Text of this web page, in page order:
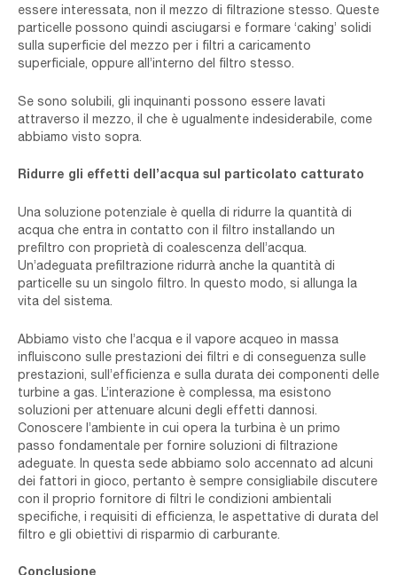
essere interessata, non il mezzo di filtrazione stesso. Queste
particelle possono quindi asciugarsi e formare ‘caking’ solidi
sulla superficie del mezzo per i filtri a caricamento
superficiale, oppure all’interno del filtro stesso.
Se sono solubili, gli inquinanti possono essere lavati
attraverso il mezzo, il che è ugualmente indesiderabile, come
abbiamo visto sopra.
Ridurre gli effetti dell’acqua sul particolato catturato
Una soluzione potenziale è quella di ridurre la quantità di
acqua che entra in contatto con il filtro installando un
prefiltro con proprietà di coalescenza dell’acqua.
Un’adeguata prefiltrazione ridurrà anche la quantità di
particelle su un singolo filtro. In questo modo, si allunga la
vita del sistema.
Abbiamo visto che l’acqua e il vapore acqueo in massa
influiscono sulle prestazioni dei filtri e di conseguenza sulle
prestazioni, sull’efficienza e sulla durata dei componenti delle
turbine a gas. L’interazione è complessa, ma esistono
soluzioni per attenuare alcuni degli effetti dannosi.
Conoscere l’ambiente in cui opera la turbina è un primo
passo fondamentale per fornire soluzioni di filtrazione
adeguate. In questa sede abbiamo solo accennato ad alcuni
dei fattori in gioco, pertanto è sempre consigliabile discutere
con il proprio fornitore di filtri le condizioni ambientali
specifiche, i requisiti di efficienza, le aspettative di durata del
filtro e gli obiettivi di risparmio di carburante.
Conclusione